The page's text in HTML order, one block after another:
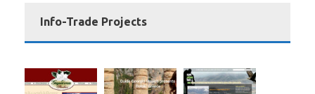
Info-Trade Projects